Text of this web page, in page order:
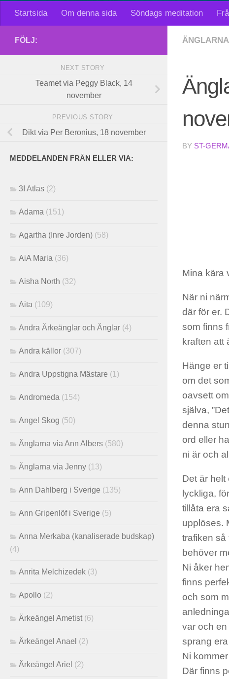
Startsida Om denna sida Söndags meditation
BY ST-
Mina kära
När ni
där för er.
som finns
kraften att
Hänge er
om det
oavsett
själva,
denna
ord eller
ni är och
Det är helt
lyckliga,
tillåta era
upplöses.
trafiken så
behöver
Ni åker
finns
och som
var och en
sprang
Ni
Där finns
FÖLJ:
NEXT STORY
Teamet via Peggy Black, 14
november
PREVIOUS STORY
Dikt via Per Beronius, 18 november
MEDDELANDEN FRÅN ELLER VIA:
3I Atlas (2)
Adama (151)
Agartha (Inre Jorden) (58)
AiA Maria (36)
Aisha North (32)
Aita (109)
Andra Ärkeänglar och Änglar (4)
Andra källor (307)
Andra Uppstigna Mästare (1)
Andromeda (154)
Angel Skog (50)
Änglarna via Ann Albers (580)
Änglarna via Jenny (13)
Ann Dahlberg i Sverige (135)
Ann Gripenlöf i Sverige (5)
Anna Merkaba (kanaliserade budskap)
(4)
Anrita Melchizedek (3)
Apollo (2)
Ärkeängel Ametist (6)
Ärkeängel Anael (2)
Ärkeängel Ariel (2)